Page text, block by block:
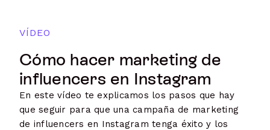
VÍDEO
Cómo hacer marketing de
influencers en Instagram
En este vídeo te explicamos los pasos que hay
que seguir para que una campaña de marketing
de influencers en Instagram tenga éxito y los